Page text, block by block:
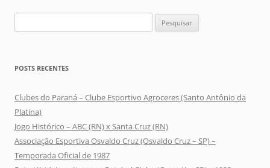
por:
POSTS RECENTES
Clubes do Paraná – Clube Esportivo Agroceres (Santo Antônio da
Platina)
Jogo Histórico – ABC (RN) x Santa Cruz (RN)
Associação Esportiva Osvaldo Cruz (Osvaldo Cruz – SP) –
Temporada Oficial de 1987